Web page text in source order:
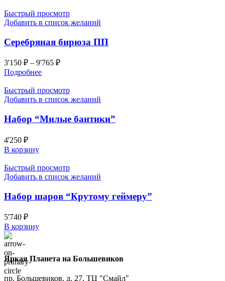
Быстрый просмотр
Добавить в список желаний
Серебряная бирюза ПП
3'150 ₽ – 9'765 ₽
Подробнее
Быстрый просмотр
Добавить в список желаний
Набор “Милые бантики”
4'250 ₽
В корзину
Быстрый просмотр
Добавить в список желаний
Набор шаров “Крутому геймеру”
5'740 ₽
В корзину
Яркая Планета на Большевиков
пр. Большевиков, д. 27, ТЦ "Смайл"